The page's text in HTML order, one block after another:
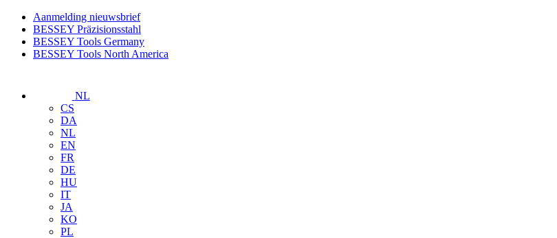
Aanmelding nieuwsbrief
BESSEY Präzisionsstahl
BESSEY Tools Germany
BESSEY Tools North America
NL
CS
DA
NL
EN
FR
DE
HU
IT
JA
KO
PL